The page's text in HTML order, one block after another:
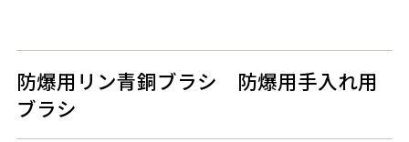
防爆用リン青銅ブラシ 防爆用手入れ用
ブラシ